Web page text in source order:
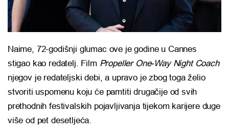
Naime, 72-godišnji glumac ove je godine u Cannes
stigao kao redatelj. Film Propeller One-Way Night Coach
njegov je redateljski debi, a upravo je zbog toga želio
stvoriti uspomenu koju će pamtiti drugačije od svih
prethodnih festivalskih pojavljivanja tijekom karijere duge
više od pet desetljeća.